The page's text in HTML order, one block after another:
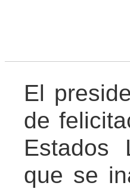
El
de
Estados
que se